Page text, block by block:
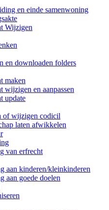
en einde samenwoning
Wijzigen
en downloaden folders
maken
wijzigen en aanpassen
update
of wijzigen codicil
laten afwikkelen
van erfrecht
aan kinderen/kleinkinderen
aan goede doelen